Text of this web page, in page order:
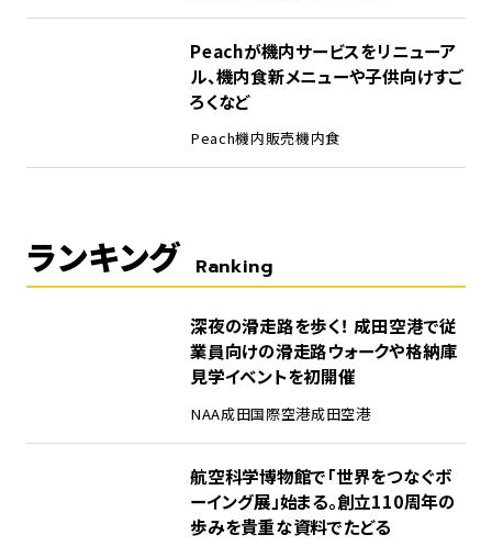
Peachが機内サービスをリニューア
ル、機内食新メニューや子供向けすご
ろくなど
Peach機内販売機内食
ランキング Ranking
深夜の滑走路を歩く！ 成田空港で従
業員向けの滑走路ウォークや格納庫
見学イベントを初開催
NAA成田国際空港成田空港
航空科学博物館で「世界をつなぐボ
ーイング展」始まる。創立110周年の
歩みを貴重な資料でたどる